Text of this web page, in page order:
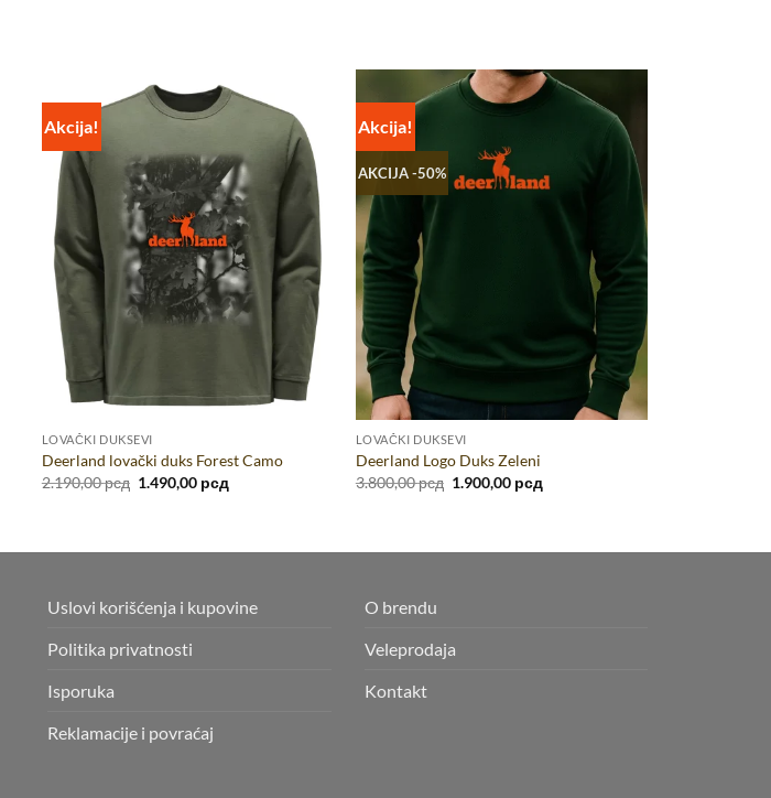
Akcija!
LOVAČKI DUKSEVI
Deerland lovački duks Forest Camo
2.190,00рсд Originalna
1.490,00 рсд
cena
Akcija!
AKCIJA -50%
LOVAČKI DUKSEVI
Deerland Logo Duks Zeleni
3.800,00рсд Originalna
1.900,00 рсд
cena
Uslovi korišćenja i kupovine
Politika privatnosti
Isporuka
Reklamacije i povraćaj
O brendu
Veleprodaja
Kontakt